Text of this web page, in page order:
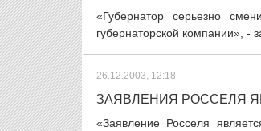
«Губернатор серьезно
губернаторской компании», -
26.12.2003, 12:18
ЗАЯВЛЕНИЯ РОССЕЛЯ
«Заявление Росселя